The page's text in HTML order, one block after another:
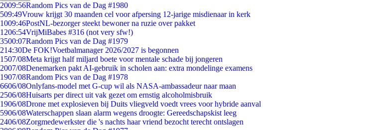
2009:56Random Pics van de Dag #1980
509:49Vrouw krijgt 30 maanden cel voor afpersing 12-jarige misdienaar in kerk
1009:46PostNL-bezorger steekt bewoner na ruzie over pakket
1206:54VrijMiBabes #316 (not very sfw!)
3500:07Random Pics van de Dag #1979
214:30De FOK!Voetbalmanager 2026/2027 is begonnen
1507/08Meta krijgt half miljard boete voor mentale schade bij jongeren
2007/08Denemarken pakt AI-gebruik in scholen aan: extra mondelinge examens
1907/08Random Pics van de Dag #1978
6606/08Onlyfans-model met G-cup wil als NASA-ambassadeur naar maan
2506/08Huisarts per direct uit vak gezet om ernstig alcoholmisbruik
1906/08Drone met explosieven bij Duits vliegveld voedt vrees voor hybride aanval
5906/08Waterschappen slaan alarm wegens droogte: Gereedschapskist leeg
2406/08Zorgmedewerkster die 's nachts haar vriend bezocht terecht ontslagen